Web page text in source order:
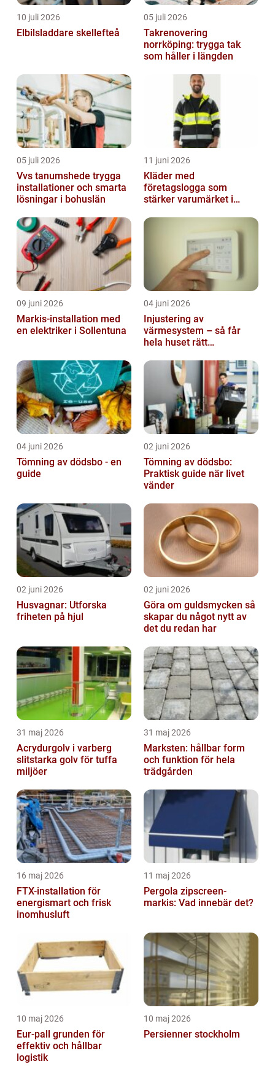
10 juli 2026
Elbilsladdare skellefteå
05 juli 2026
Takrenovering
norrköping: trygga tak
som håller i längden
05 juli 2026
Vvs tanumshede trygga
installationer och smarta
lösningar i bohuslän
11 juni 2026
Kläder med
företagslogga som
stärker varumärket i
09 juni 2026
Markis-installation med
en elektriker i Sollentuna
04 juni 2026
Injustering av
värmesystem – så får
hela huset rätt
04 juni 2026
Tömning av dödsbo - en
guide
02 juni 2026
Tömning av dödsbo:
Praktisk guide när livet
vänder
02 juni 2026
Husvagnar: Utforska
friheten på hjul
02 juni 2026
Göra om guldsmycken så
skapar du något nytt av
det du redan har
31 maj 2026
Acrydurgolv i varberg
slitstarka golv för tuffa
miljöer
31 maj 2026
Marksten: hållbar form
och funktion för hela
trädgården
16 maj 2026
FTX-installation för
energismart och frisk
inomhusluft
11 maj 2026
Pergola zipscreen-
markis: Vad innebär det?
10 maj 2026
Eur-pall grunden för
effektiv och hållbar
logistik
10 maj 2026
Persienner stockholm